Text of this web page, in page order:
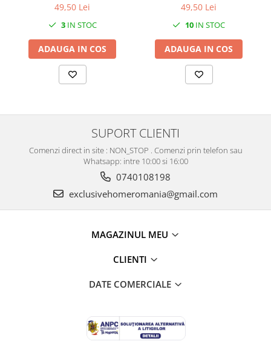
49,50 Lei
3IN STOC
ADAUGA IN COS
49,50 Lei
10 IN STOC
ADAUGA IN COS
SUPORT CLIENTI
Comenzi direct in site : NON_STOP . Comenzi prin telefon sau
Whatsapp: intre 10:00 si 16:00
0740108198
exclusivehomeromania@gmail.com
MAGAZINUL MEU
CLIENTI
DATE COMERCIALE